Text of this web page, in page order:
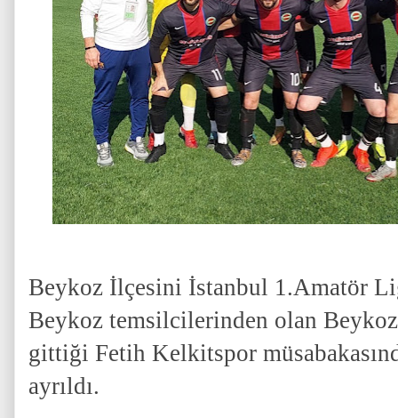
Beykoz İlçesini İstanbul 1.Amatör
Beykoz temsilcilerinden olan
gittiği Fetih Kelkitspor
ayrıldı.